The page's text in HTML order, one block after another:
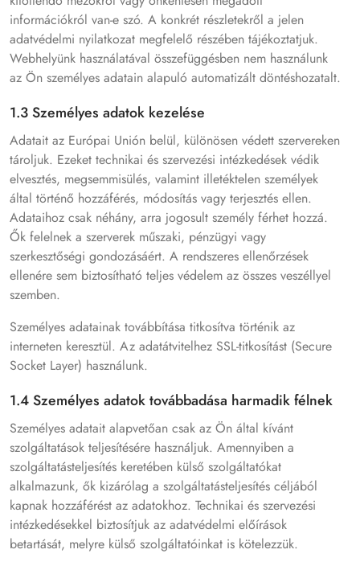
információkról van-e szó. A konkrét részletekről a jelen
adatvédelmi nyilatkozat megfelelő részében tájékoztatjuk.
Webhelyünk használatával összefüggésben nem használunk
az Ön személyes adatain alapuló automatizált döntéshozatalt.
1.3 Személyes adatok kezelése
Adatait az Európai Unión belül, különösen védett szervereken
tároljuk. Ezeket technikai és szervezési intézkedések védik
elvesztés, megsemmisülés, valamint illetéktelen személyek
által történő hozzáférés, módosítás vagy terjesztés ellen.
Adataihoz csak néhány, arra jogosult személy férhet hozzá.
Ők felelnek a szerverek műszaki, pénzügyi vagy
szerkesztőségi gondozásáért. A rendszeres ellenőrzések
ellenére sem biztosítható teljes védelem az összes veszéllyel
szemben.
Személyes adatainak továbbítása titkosítva történik az
interneten keresztül. Az adatátvitelhez SSL-titkosítást (Secure
Socket Layer) használunk.
1.4 Személyes adatok továbbadása harmadik félnek
Személyes adatait alapvetőan csak az Ön által kívánt
szolgáltatások teljesítésére használjuk. Amennyiben a
szolgáltatásteljesítés keretében külső szolgáltatókat
alkalmazunk, ők kizárólag a szolgáltatásteljesítés céljából
kapnak hozzáférést az adatokhoz. Technikai és szervezési
intézkedésekkel biztosítjuk az adatvédelmi előírások
betartását, melyre külső szolgáltatóinkat is kötelezzük.